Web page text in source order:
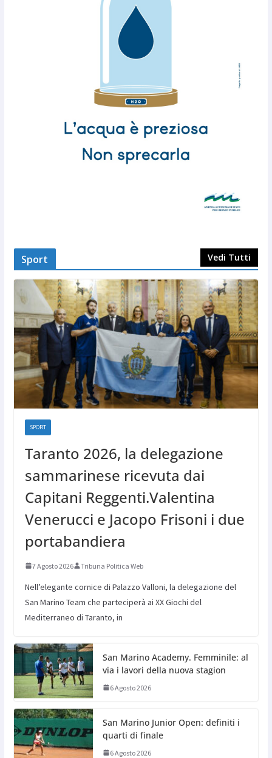
Sport Vedi Tutti
SPORT
Taranto 2026, la delegazione
sammarinese ricevuta dai
Capitani Reggenti.Valentina
Venerucci e Jacopo Frisoni i due
portabandiera
7 Agosto 2026 Tribuna Politica Web
Nell’elegante cornice di Palazzo Valloni, la delegazione del
San Marino Team che parteciperà ai XX Giochi del
Mediterraneo di Taranto, in
San Marino Academy. Femminile: al
via i lavori della nuova stagion
6 Agosto 2026
San Marino Junior Open: definiti i
quarti di finale
6 Agosto 2026